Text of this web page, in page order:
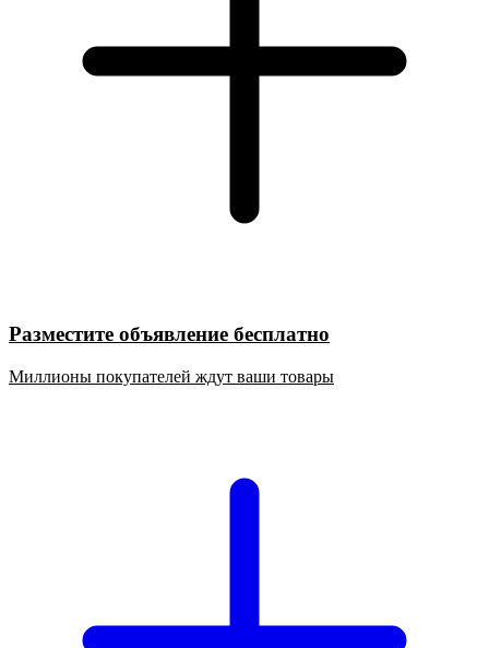
Разместите объявление бесплатно
Миллионы покупателей ждут ваши товары